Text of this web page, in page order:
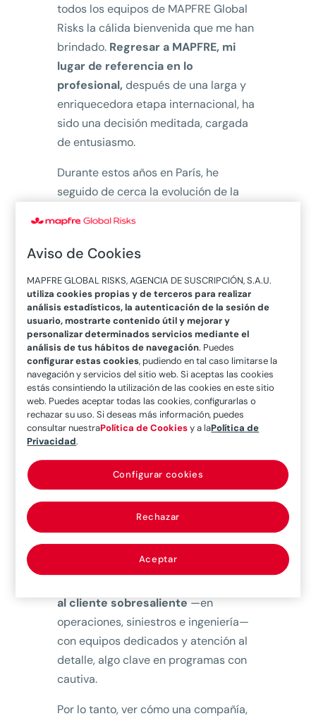
todos los equipos de MAPFRE Global
Risks la cálida bienvenida que me han
brindado. Regresar a MAPFRE, mi
lugar de referencia en lo
profesional, después de una larga y
enriquecedora etapa internacional, ha
sido una decisión meditada, cargada
de entusiasmo.
Durante estos años en París, he
seguido de cerca la evolución de la
transformación desde la pandemia.
Desde luego, ha sabido aportar
al seguro corporativo,
consolidándose como referente en
la Península Ibérica y América
Latina.
Desde mi punto de vista,el éxito
sostenido se apoya en dos factores
fundamentales. Por un lado, una
suscripción rigurosa,con más de
cuarenta años de experiencia,
fuertemente especializada por líneas
de negocio: Daños, Responsabilidad
Minería) y Programas Globales de
Beneficios para Empleados. Por otro
al cliente sobresaliente —en
operaciones, siniestros e ingeniería—
con equipos dedicados y atención al
detalle, algo clave en programas con
cautiva.
Por lo tanto, ver cómo una compañía,
Aviso de Cookies
MAPFRE GLOBAL RISKS, AGENCIA DE SUSCRIPCIÓN, S.A.U.
utiliza cookies propias y de terceros para realizar
análisis estadísticos, la autenticación de la sesión de
usuario, mostrarte contenido útil y mejorar y
personalizar determinados servicios mediante el
análisis de tus hábitos de navegación. Puedes
configurar estas cookies, pudiendo en tal caso limitarse la
navegación y servicios del sitio web. Si aceptas las cookies
estás consintiendo la utilización de las cookies en este sitio
web. Puedes aceptar todas las cookies, configurarlas o
rechazar su uso. Si deseas más información, puedes
consultar nuestraPolítica de Cookiesy a laPolítica de
Privacidad.
Rechazar
Aceptar
Configurar cookies